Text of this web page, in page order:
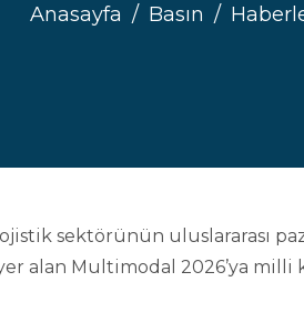
Anasayfa Basın
sektörünün uluslararası
alan Multimodal 2026’ya